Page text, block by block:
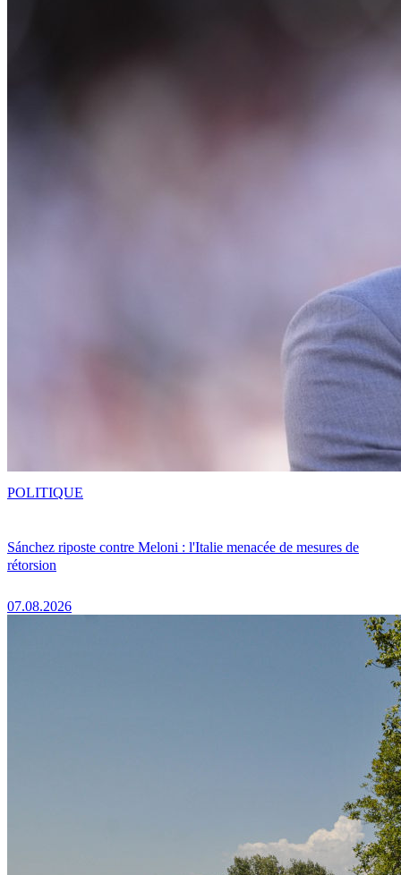
Sánchez riposte contre Meloni : l'Italie menacée de mesures de
rétorsion
07.08.2026
POLITIQUE